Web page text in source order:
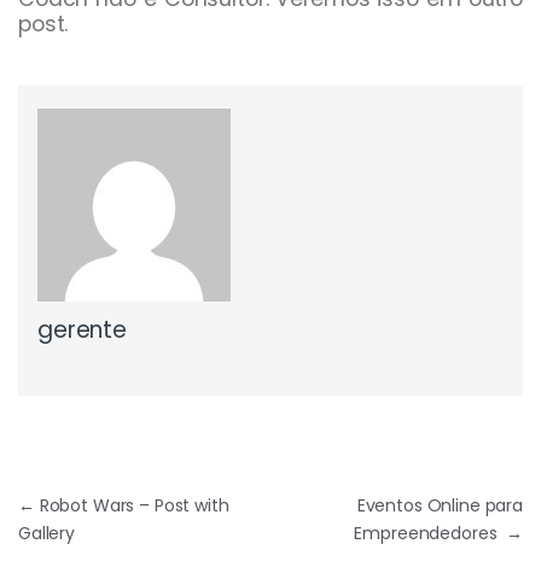
post.
gerente
← Robot Wars – Post with
Gallery
Eventos Online para
Empreendedores →